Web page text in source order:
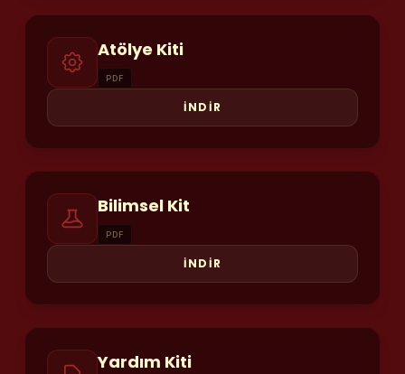
Atölye Kiti
PDF
İNDİR
Bilimsel Kit
PDF
İNDİR
Yardım Kiti